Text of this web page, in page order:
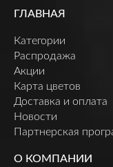
ГЛАВНАЯ
Категории
Распродажа
Акции
Карта цветов
Доставка и оплата
Новости
Партнерская
О КОМПАНИИ